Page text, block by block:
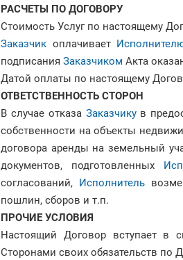
РАСЧЕТЫ ПО ДОГОВОРУ
Стоимость Услуг по настоящему
Заказчик оплачивает
подписания Заказчиком Акта
Датой оплаты по настоящему
ОТВЕТСТВЕННОСТЬ СТОРОН
В случае отказа Заказчикув
собственности на объекты
договора аренды на земельный
документов, подготовленных
согласований, Исполнитель
пошлин, сборов и т.п.
ПРОЧИЕ УСЛОВИЯ
Настоящий Договор вступает в
Сторонами своих обязательств по